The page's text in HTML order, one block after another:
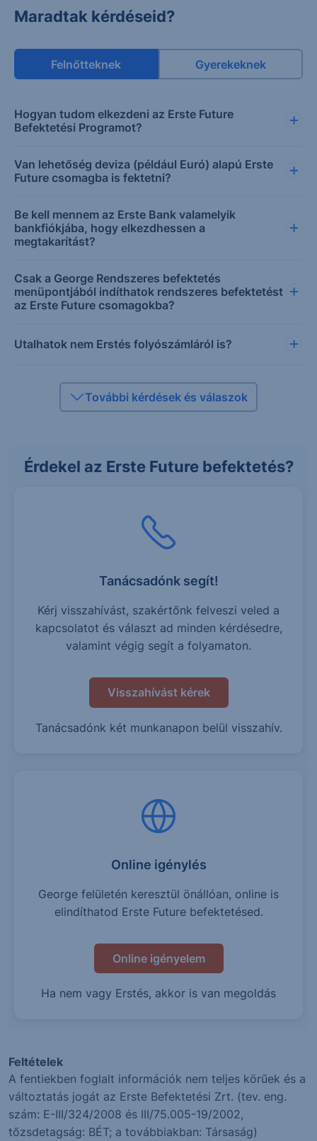
Maradtak kérdéseid?
Felnőtteknek Gyerekeknek
Hogyan tudom elkezdeni az Erste Future
Befektetési Programot?
Van lehetőség deviza (például Euró) alapú Erste
Future csomagba is fektetni?
Be kell mennem az Erste Bank valamelyik
bankfiókjába, hogy elkezdhessen a
megtakarítást?
Csak a George Rendszeres befektetés
menüpontjából indíthatok rendszeres befektetést
az Erste Future csomagokba?
Utalhatok nem Erstés folyószámláról is?
További kérdések és válaszok
Érdekel az Erste Future befektetés?
Tanácsadónk segít!
Kérj visszahívást, szakértőnk felveszi veled a
kapcsolatot és választ ad minden kérdésedre,
valamint végig segít a folyamaton.
Visszahívást kérek
Tanácsadónk két munkanapon belül visszahív.
Online igénylés
George felületén keresztül önállóan, online is
elindíthatod Erste Future befektetésed.
Online igényelem
Ha nem vagy Erstés, akkor is van megoldás
Feltételek
A fentiekben foglalt információk nem teljes körűek és a
változtatás jogát az Erste Befektetési Zrt. (tev. eng.
szám: E-III/324/2008 és III/75.005-19/2002,
tőzsdetagság: BÉT; a továbbiakban: Társaság)